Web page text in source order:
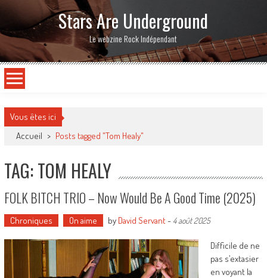
Stars Are Underground
Le webzine Rock Indépendant
Vous êtes ici
Accueil > Posts tagged "Tom Healy"
TAG: TOM HEALY
FOLK BITCH TRIO – Now Would Be A Good Time (2025)
Chroniques On aime by David Servant- 4 août 2025
Difficile de ne
pas s’extasier
en voyant la